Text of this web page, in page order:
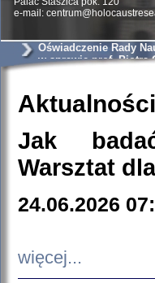
e-mail:
Oświadczenie Rady
w sprawie prof. Piotra
Aktualności
Jak
Warsztat
24.06.2026
więcej...